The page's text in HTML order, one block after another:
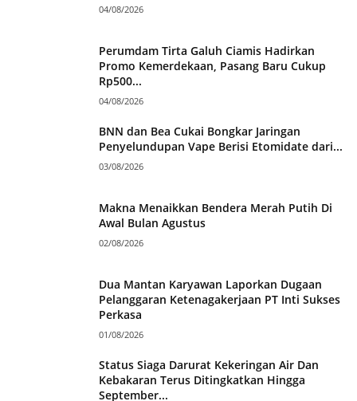
04/08/2026
Perumdam Tirta Galuh Ciamis Hadirkan
Promo Kemerdekaan, Pasang Baru Cukup
Rp500...
04/08/2026
BNN dan Bea Cukai Bongkar Jaringan
Penyelundupan Vape Berisi Etomidate dari...
03/08/2026
Makna Menaikkan Bendera Merah Putih Di
Awal Bulan Agustus
02/08/2026
Dua Mantan Karyawan Laporkan Dugaan
Pelanggaran Ketenagakerjaan PT Inti Sukses
Perkasa
01/08/2026
Status Siaga Darurat Kekeringan Air Dan
Kebakaran Terus Ditingkatkan Hingga
September...